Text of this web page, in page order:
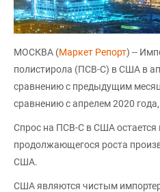
МОСКВА (Маркет Репорт) --
полистирола (ПСВ-С) в США в
сравнению с предыдущим
сравнению с апрелем 2020
Спрос на ПСВ-С в США
продолжающегося роста
США.
США являются чистым